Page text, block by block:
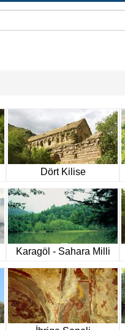
Dört Kilise
Karagöl - Sahara Milli
Parkı